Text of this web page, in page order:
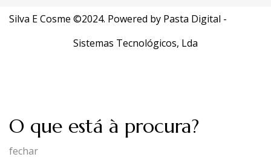
Silva E Cosme ©2024. Powered by Pasta Digital -
Sistemas Tecnológicos, Lda
O que está à procura?
fechar